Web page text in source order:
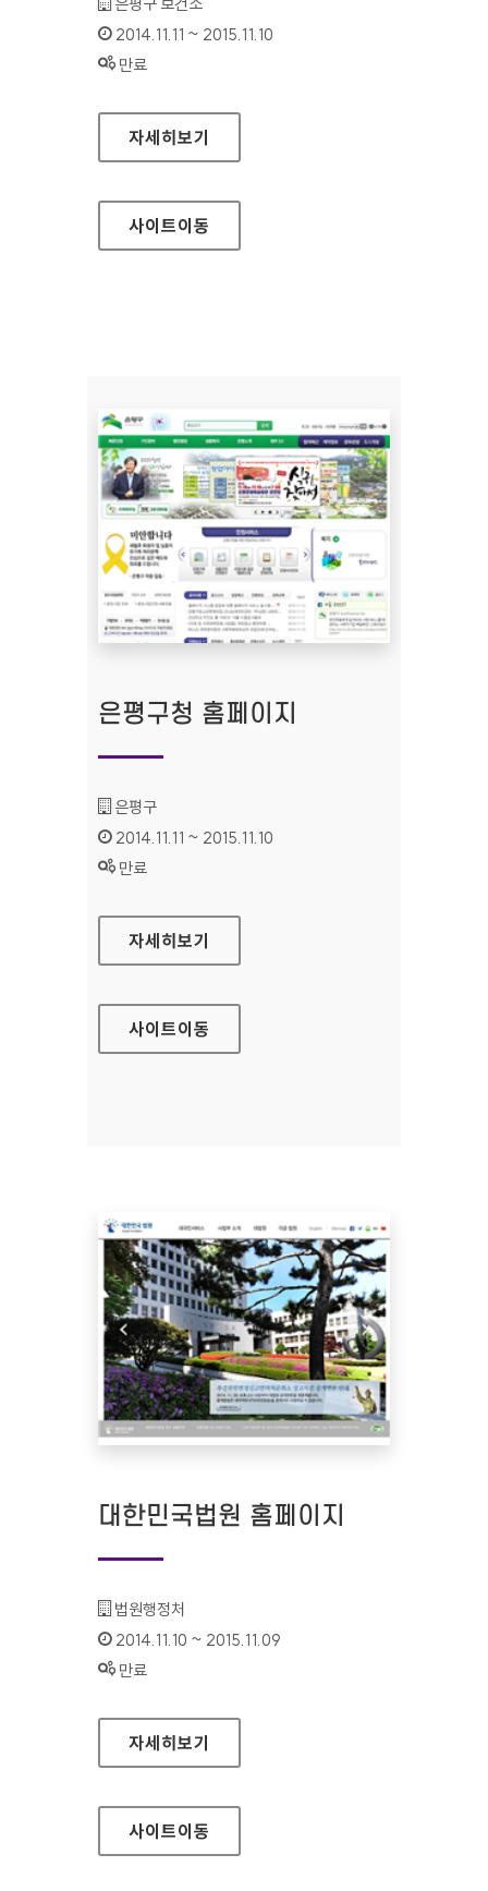
인증기간 :
2014.11.11 ~ 2015.11.10
상태 :
만료
은평구 보건소 홈페이지
자세히보기
사이트이동
은평구청 홈페이지
기관명 :
은평구
인증기간 :
2014.11.11 ~ 2015.11.10
상태 :
만료
은평구청 홈페이지
자세히보기
사이트이동
대한민국법원 홈페이지
기관명 :
법원행정처
인증기간 :
2014.11.10 ~ 2015.11.09
상태 :
만료
대한민국법원 홈페이지
자세히보기
사이트이동